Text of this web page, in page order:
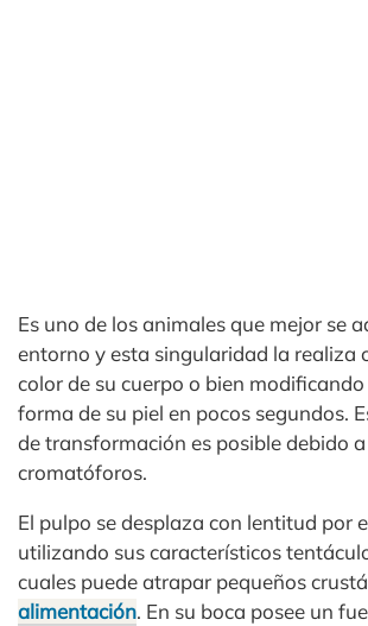
Es uno de los animales que mejor se
entorno y esta singularidad la realiza
color de su cuerpo o bien modificando
forma de su piel en pocos segundos.
de transformación es posible debido
cromatóforos.
El pulpo se desplaza con lentitud por
utilizando sus característicos
cuales puede atrapar pequeños
alimentación. En su boca posee un